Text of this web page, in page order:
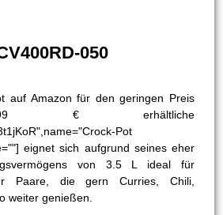
050
auf Amazon für den geringen Preis
€ erhältliche
Pot
eignet sich aufgrund seines eher
von 3.5 L ideal für
Paare, die gern Curries, Chili,
weiter genießen.